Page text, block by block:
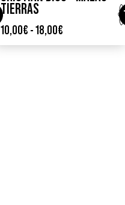
TIERRAS
10,00€ - 18,00€